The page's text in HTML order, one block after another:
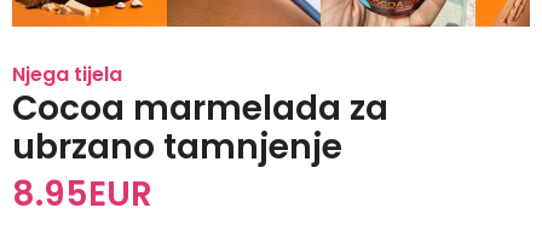
Njega tijela
Cocoa marmelada za
ubrzano tamnjenje
8.95EUR